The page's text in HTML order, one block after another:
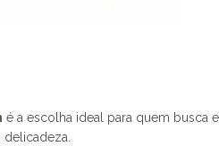
é a escolha ideal para quem busca